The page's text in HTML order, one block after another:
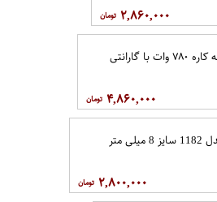
۲,۸۶۰,۰۰۰
دریل بتن کن سه کاره ۷۸۰ وات با گارانتی
۴,۸۶۰,۰۰۰
مته الماسه بتن مدل 1182 سایز 8 میلی متر
۲,۸۰۰,۰۰۰